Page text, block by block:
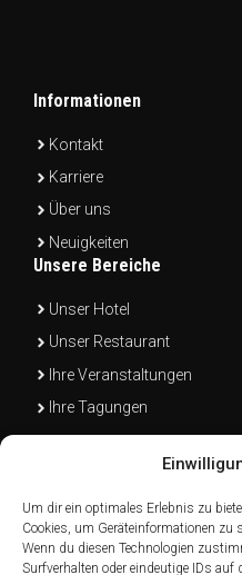
Um dir ein optimales Erlebnis zu
Cookies, um Geräteinformationen zu
Wenn du diesen Technologien
Surfverhalten oder eindeutige IDs auf
Informationen
Kontakt
Karriere
Über uns
Neuigkeiten
Unsere Bereiche
Unser Hotel
Unser Restaurant
Ihre Veranstaltungen
Ihre Tagungen
Ein Unternehmensteil der
KG Galvanotechnik